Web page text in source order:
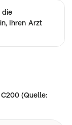
die
Ihren Arzt
(Quelle: